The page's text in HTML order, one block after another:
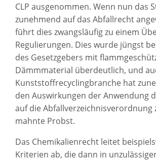
CLP ausgenommen. Wenn nun das
zunehmend auf das Abfallrecht
führt dies zwangsläufig zu einem
Regulierungen. Dies wurde jüngst
des Gesetzgebers mit
Dämmmaterial überdeutlich, und
Kunststoffrecyclingbranche hat
den Auswirkungen der Anwendung
auf die Abfallverzeichnisverordnung
mahnte Probst.
Das Chemikalienrecht leitet
Kriterien ab, die dann in